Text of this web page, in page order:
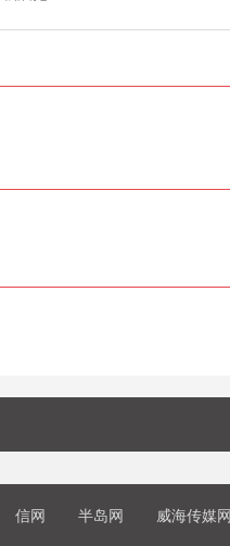
信网 半岛网 威海传媒网